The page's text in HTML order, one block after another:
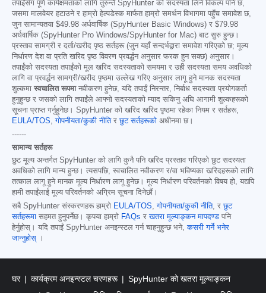
तपाईंसँग पूर्ण कार्यक्षमताको लागि तुरुन्तै SpyHunter को सदस्यता लिने विकल्प पनि छ,
जसमा मालवेयर हटाउने र हाम्रो हेल्पडेस्क मार्फत हाम्रो समर्थन विभागमा पहुँच समावेश छ,
जुन सामान्यतया $49.98 अर्धवार्षिक (SpyHunter Basic Windows) र $79.98
अर्धवार्षिक (SpyHunter Pro Windows/SpyHunter for Mac) बाट सुरु हुन्छ।
प्रस्ताव सामग्री र दर्ता/खरीद पृष्ठ सर्तहरू (जुन यहाँ सन्दर्भद्वारा समावेश गरिएको छ; मूल्य
निर्धारण देश वा प्रति खरिद पृष्ठ विवरण प्रवर्द्धन अनुसार फरक हुन सक्छ) अनुसार।
तपाईंको सदस्यता तपाईंको मूल खरिद सदस्यताको समयमा र उही सदस्यता समय अवधिको
लागि वा प्रवर्द्धन सामग्री/खरीद पृष्ठमा उल्लेख गरिए अनुसार लागू हुने मानक सदस्यता
शुल्कमा स्वचालित रूपमानवीकरण हुनेछ, यदि तपाईं निरन्तर, निर्बाध सदस्यता प्रयोगकर्ता
हुनुहुन्छ र जसको लागि तपाईंले आफ्नो सदस्यताको म्याद सकिनु अघि आगामी शुल्कहरूको
सूचना प्राप्त गर्नुहुनेछ। SpyHunter को खरिद खरिद पृष्ठमा रहेका नियम र सर्तहरू,
EULA/TOS ,गोपनीयता/कुकी नीतिरछुट सर्तहरूको अधीनमा छ।
------
सामान्य सर्तहरू
छुट मूल्य अन्तर्गत SpyHunter को लागि कुनै पनि खरिद प्रस्ताव गरिएको छुट सदस्यता
अवधिको लागि मान्य हुन्छ। त्यसपछि, स्वचालित नवीकरण र/वा भविष्यका खरिदहरूको लागि
तत्काल लागू हुने मानक मूल्य निर्धारण लागू हुनेछ। मूल्य निर्धारण परिवर्तनको विषय हो, यद्यपि
हामी तपाईंलाई मूल्य परिवर्तनको अग्रिम सूचना दिनेछौं।
सबै SpyHunter संस्करणहरू हाम्रो EULA/TOS ,गोपनीयता/कुकी नीति, रछुट
सर्तहरूमा सहमत हुनुपर्नेछ। कृपया हाम्रो FAQs रखतरा मूल्याङ्कन मापदण्ड पनि
हेर्नुहोस्। यदि तपाईं SpyHunter अनइन्स्टल गर्न चाहनुहुन्छ भने,कसरी गर्ने भनेर
जान्नुहोस् ।
घर कार्यक्रम अनइन्स्टल चरणहरू
SpyHunter को खतरा मूल्याङ्कन